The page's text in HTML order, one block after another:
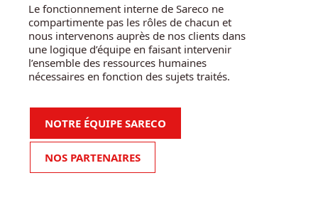
Le fonctionnement interne de Sareco ne
compartimente pas les rôles de chacun et
nous intervenons auprès de nos clients dans
une logique d’équipe en faisant intervenir
l’ensemble des ressources humaines
nécessaires en fonction des sujets traités.
NOTRE ÉQUIPE SARECO
NOS PARTENAIRES